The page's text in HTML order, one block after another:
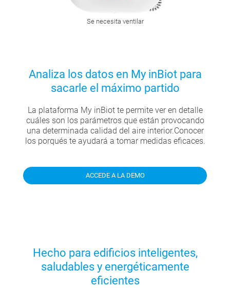
Se necesita ventilar
Analiza los datos en My inBiot para
sacarle el máximo partido
La plataforma My inBiot te permite ver en detalle
cuáles son los parámetros que están provocando
una determinada calidad del aire interior.Conocer
los porqués te ayudará a tomar medidas eficaces.
ACCEDE A LA DEMO
Hecho para edificios inteligentes,
saludables y energéticamente
eficientes